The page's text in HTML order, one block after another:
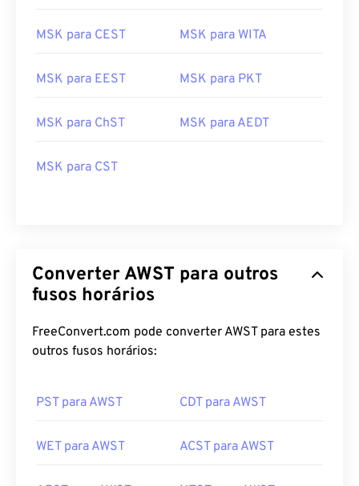
MSK para CEST MSK para WITA
MSK para EEST MSK para PKT
MSK para ChST MSK para AEDT
MSK para CST
Converter AWST para outros
fusos horários
FreeConvert.com pode converter AWST para estes
outros fusos horários:
PST para AWST CDT para AWST
WET para AWST ACST para AWST